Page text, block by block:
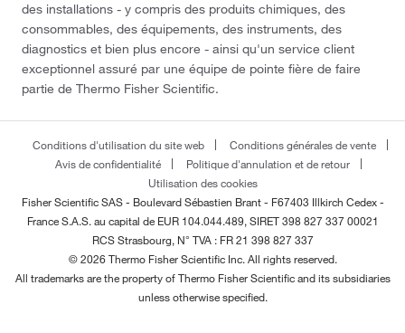
des installations - y compris des produits chimiques, des
consommables, des équipements, des instruments, des
diagnostics et bien plus encore - ainsi qu'un service client
exceptionnel assuré par une équipe de pointe fière de faire
partie de Thermo Fisher Scientific.
Conditions d'utilisation du site web
Conditions générales de vente
Avis de confidentialité
Politique d'annulation et de retour
Utilisation des cookies
Fisher Scientific SAS - Boulevard Sébastien Brant - F67403 Illkirch Cedex -
FranceS.A.S. au capital de EUR 104.044.489, SIRET 398 827 337 00021
RCS Strasbourg, N° TVA : FR 21 398 827 337
© 2026 Thermo Fisher Scientific Inc. All rights reserved.
All trademarks are the property of Thermo Fisher Scientific and its subsidiaries
unless otherwise specified.